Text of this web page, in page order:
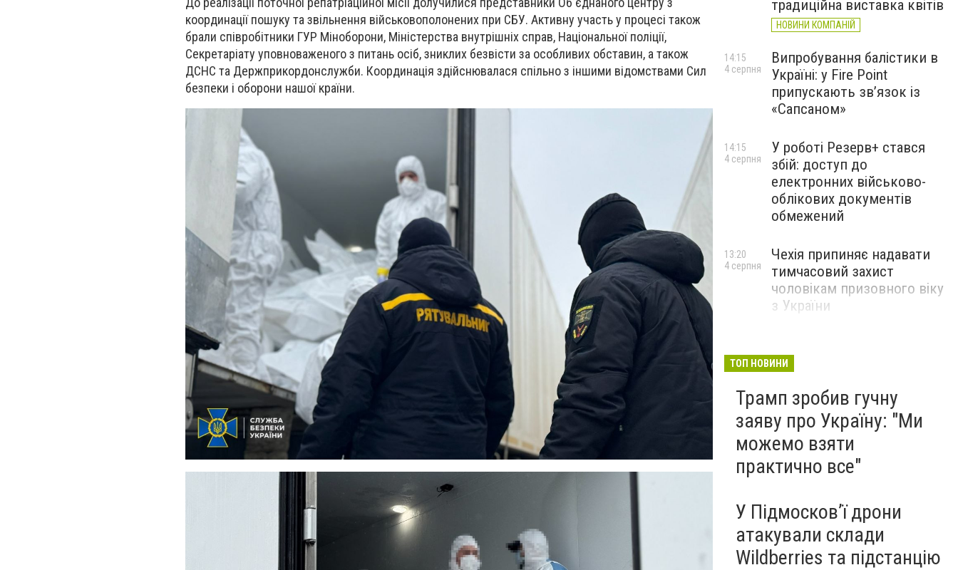
координації пошуку та звільнення військовополонених при СБУ. Активну участь у процесі також
брали співробітники ГУР Міноборони, Міністерства внутрішніх справ, Національної поліції,
Секретаріату уповноваженого з питань осіб, зниклих безвісти за особливих обставин, а також
ДСНС та Держприкордонслужби. Координація здійснювалася спільно з іншими відомствами Сил
безпеки і оборони нашої країни.
традиційна виставка квітів
НОВИНИ КОМПАНІЙ
Випробування балістики в
Україні: у Fire Point
припускають зв’язок із
«Сапсаном»
14:15
4 серпня
У роботі Резерв+ стався
збій: доступ до
електронних військово-
облікових документів
обмежений
14:15
4 серпня
Чехія припиняє надавати
тимчасовий захист
чоловікам призовного віку
з України
13:20
4 серпня
ТОП НОВИНИ
Трамп зробив гучну
заяву про Україну: "Ми
можемо взяти
практично все"
У Підмосков’ї дрони
атакували склади
Wildberries та підстанцію